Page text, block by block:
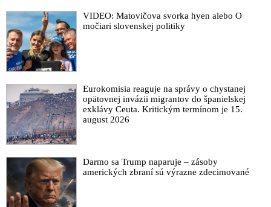
VIDEO: Matovičova svorka hyen alebo O
močiari slovenskej politiky
Eurokomisia reaguje na správy o chystanej
opätovnej invázii migrantov do španielskej
exklávy Ceuta. Kritickým termínom je 15.
august 2026
Darmo sa Trump naparuje – zásoby
amerických zbraní sú výrazne zdecimované